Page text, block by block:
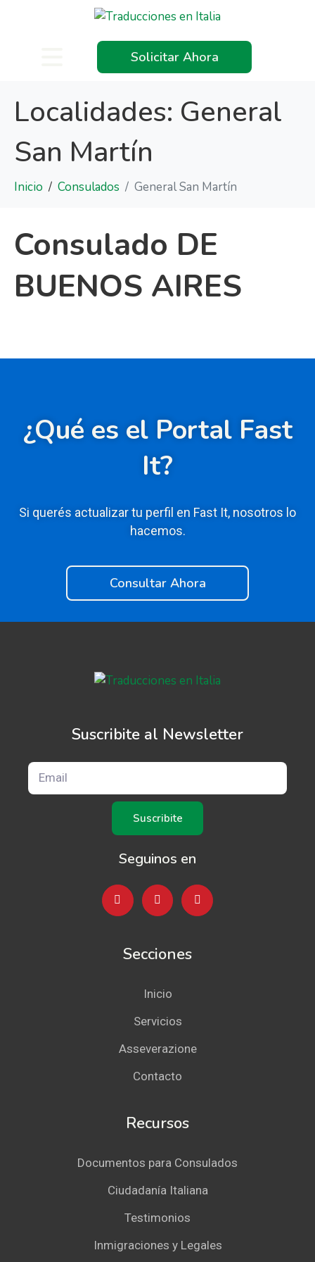
Solicitar Ahora
Localidades: General
San Martín
Inicio Consulados General San Martín
Consulado DE
BUENOS AIRES
¿Qué es el Portal Fast
It?
Si querés actualizar tu perfil en Fast It, nosotros lo
hacemos.
Consultar Ahora
Suscribite al Newsletter
Suscribite
Seguinos en
Secciones
Inicio
Servicios
Asseverazione
Contacto
Recursos
Documentos para Consulados
Ciudadanía Italiana
Testimonios
Inmigraciones y Legales